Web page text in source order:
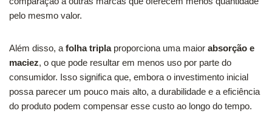
pelo mesmo valor.
Além disso, a folha triplaproporciona uma maior absorção e
maciez, o que pode resultar em menos uso por parte do
consumidor. Isso significa que, embora o investimento inicial
possa parecer um pouco mais alto, a durabilidade e a eficiência
do produto podem compensar esse custo ao longo do tempo.